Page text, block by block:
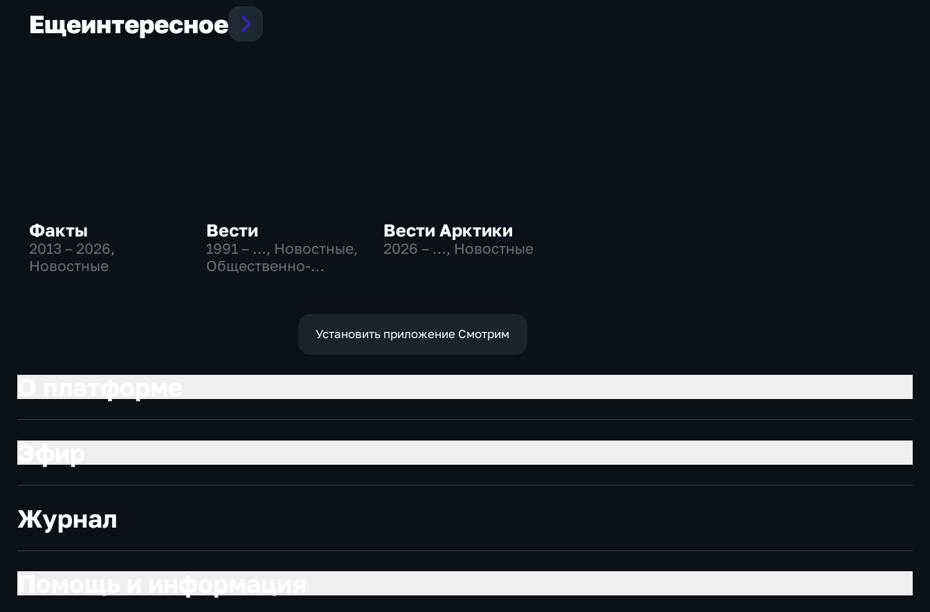
Ещеинтересное
Факты
2013 – 2026,
Новостные
Вести
1991 – …, Новостные,
Общественно-
Вести Арктики
2026 – …, Новостные
Установить приложение Смотрим
Журнал